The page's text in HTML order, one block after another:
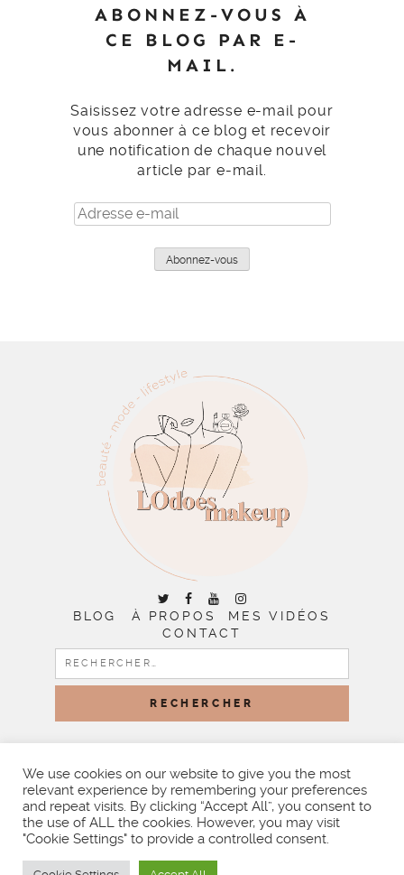
ABONNEZ-VOUS À
CE BLOG PAR E-
MAIL.
Saisissez votre adresse e-mail pour
vous abonner à ce blog et recevoir
une notification de chaque nouvel
article par e-mail.
Adresse
e-
Abonnez-vous
BLOG À PROPOS
MES VIDÉOS
CONTACT
RECHERCHER :
BY LITTLE THEME SHOP
We use cookies on our website to give you the most
relevant experience by remembering your preferences
and repeat visits. By clicking “Accept All”, you consent to
the use of ALL the cookies. However, you may visit
"Cookie Settings" to provide a controlled consent.